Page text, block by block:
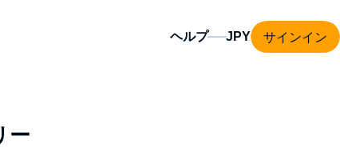
ヘルプ サインイン
ー